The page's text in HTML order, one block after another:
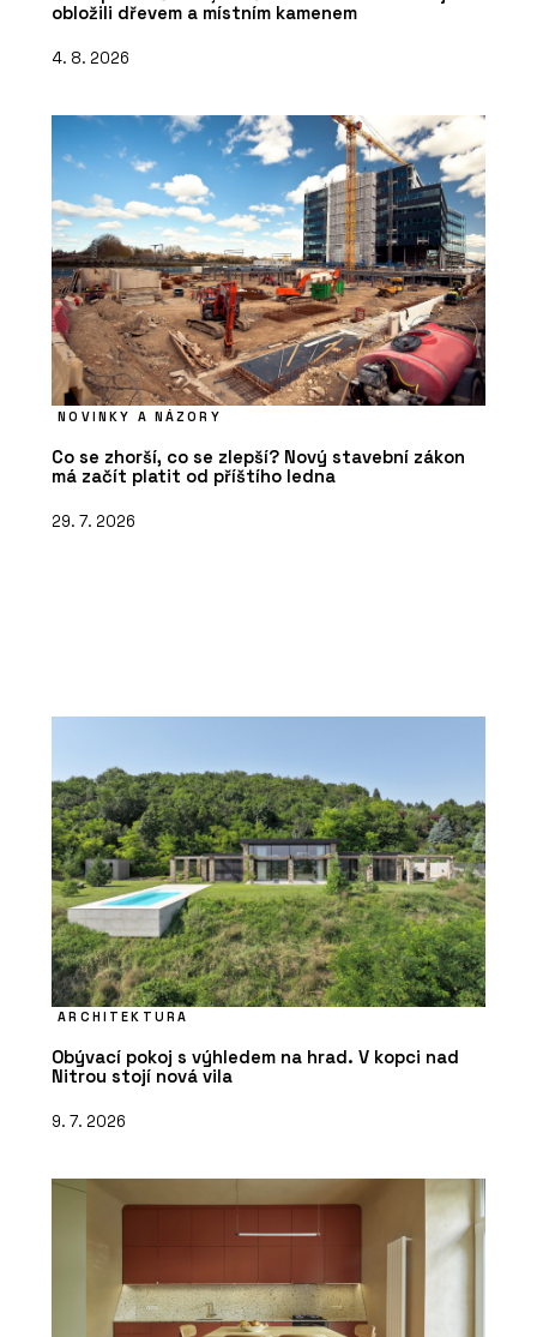
obložili dřevem a místním kamenem
4. 8. 2026
NOVINKY A NÁZORY
Co se zhorší, co se zlepší? Nový stavební zákon
má začít platit od příštího ledna
29. 7. 2026
ARCHITEKTURA
Obývací pokoj s výhledem na hrad. V kopci nad
Nitrou stojí nová vila
9. 7. 2026